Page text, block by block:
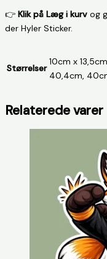
👉 Klik på Læg i kurv og
der Hyler Sticker.
Størrelser
10cm x
40,4cm,
Relaterede varer